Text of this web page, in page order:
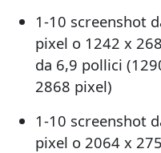
1-10 screenshot
pixel o 1242 x
da 6,9 pollici
2868 pixel)
1-10 screenshot
pixel o 2064 x